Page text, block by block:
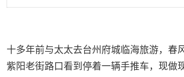
十多年前与太太去台州府城临海旅游，春
紫阳老街路口看到停着一辆手推车，现做